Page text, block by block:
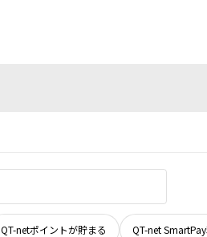
QT-netポイントが貯まる QT-net